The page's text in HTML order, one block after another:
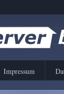
Impressum